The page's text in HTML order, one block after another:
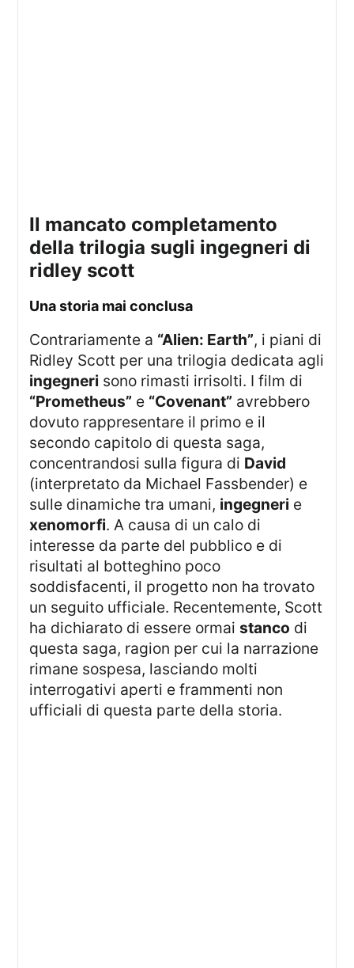
il mancato completamento
della trilogia sugli ingegneri di
ridley scott
una storia mai conclusa
Contrariamente a “Alien: Earth”, i piani di
Ridley Scott per una trilogia dedicata agli
ingegneri sono rimasti irrisolti. I film di
“Prometheus” e “Covenant” avrebbero
dovuto rappresentare il primo e il
secondo capitolo di questa saga,
concentrandosi sulla figura di David
(interpretato da Michael Fassbender) e
sulle dinamiche tra umani, ingegneri e
xenomorfi. A causa di un calo di
interesse da parte del pubblico e di
risultati al botteghino poco
soddisfacenti, il progetto non ha trovato
un seguito ufficiale. Recentemente, Scott
ha dichiarato di essere ormaistanco di
questa saga, ragion per cui la narrazione
rimane sospesa, lasciando molti
interrogativi aperti e frammenti non
ufficiali di questa parte della storia.